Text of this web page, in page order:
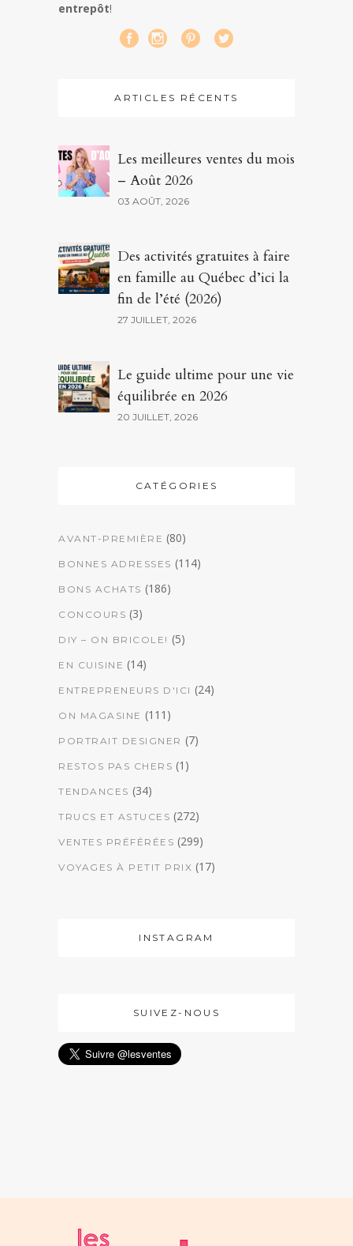
entrepôt!
ARTICLES RÉCENTS
Les meilleures ventes du mois
– Août 2026
03 AOÛT, 2026
Des activités gratuites à faire
en famille au Québec d’ici la
fin de l’été (2026)
27 JUILLET, 2026
Le guide ultime pour une vie
équilibrée en 2026
20 JUILLET, 2026
CATÉGORIES
AVANT-PREMIÈRE (80)
BONNES ADRESSES (114)
BONS ACHATS (186)
CONCOURS (3)
DIY – ON BRICOLE! (5)
EN CUISINE (14)
ENTREPRENEURS D'ICI (24)
ON MAGASINE (111)
PORTRAIT DESIGNER (7)
RESTOS PAS CHERS (1)
TENDANCES (34)
TRUCS ET ASTUCES (272)
VENTES PRÉFÉRÉES (299)
VOYAGES À PETIT PRIX (17)
INSTAGRAM
SUIVEZ-NOUS